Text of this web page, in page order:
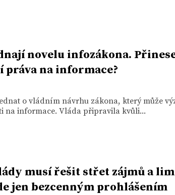
novelu infozákona.
práva na informace?
o vládním návrhu zákona, který může
na informace. Vláda připravila kvůli...
musí řešit střet zájmů a
jen bezcenným prohlášením